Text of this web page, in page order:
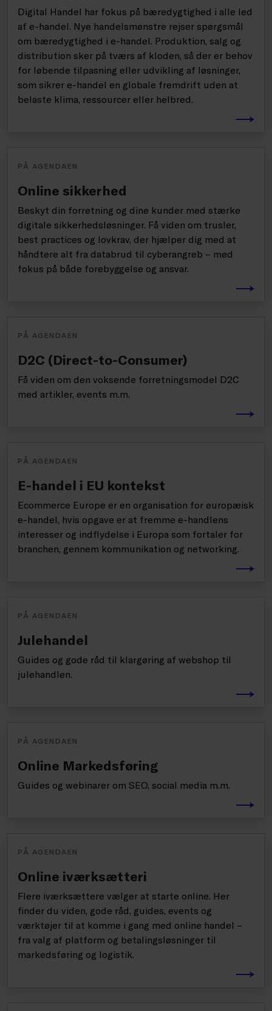
Digital Handel har fokus på bæredygtighed i alle led
af e-handel. Nye handelsmønstre rejser spørgsmål
om bæredygtighed i e-handel. Produktion, salg og
distribution sker på tværs af kloden, så der er behov
for løbende tilpasning eller udvikling af løsninger,
som sikrer e-handel en globale fremdrift uden at
belaste klima, ressourcer eller helbred.
PÅ AGENDAEN
Online sikkerhed
Beskyt din forretning og dine kunder med stærke
digitale sikkerhedsløsninger. Få viden om trusler,
best practices og lovkrav, der hjælper dig med at
håndtere alt fra databrud til cyberangreb – med
fokus på både forebyggelse og ansvar.
PÅ AGENDAEN
D2C (Direct-to-Consumer)
Få viden om den voksende forretningsmodel D2C
med artikler, events m.m.
PÅ AGENDAEN
E-handel i EU kontekst
Ecommerce Europe er en organisation for europæisk
e-handel, hvis opgave er at fremme e-handlens
interesser og indflydelse i Europa som fortaler for
branchen, gennem kommunikation og networking.
PÅ AGENDAEN
Julehandel
Guides og gode råd til klargøring af webshop til
julehandlen.
PÅ AGENDAEN
Online Markedsføring
Guides og webinarer om SEO, social media m.m.
PÅ AGENDAEN
Online iværksætteri
Flere iværksættere vælger at starte online. Her
finder du viden, gode råd, guides, events og
værktøjer til at komme i gang med online handel –
fra valg af platform og betalingsløsninger til
markedsføring og logistik.